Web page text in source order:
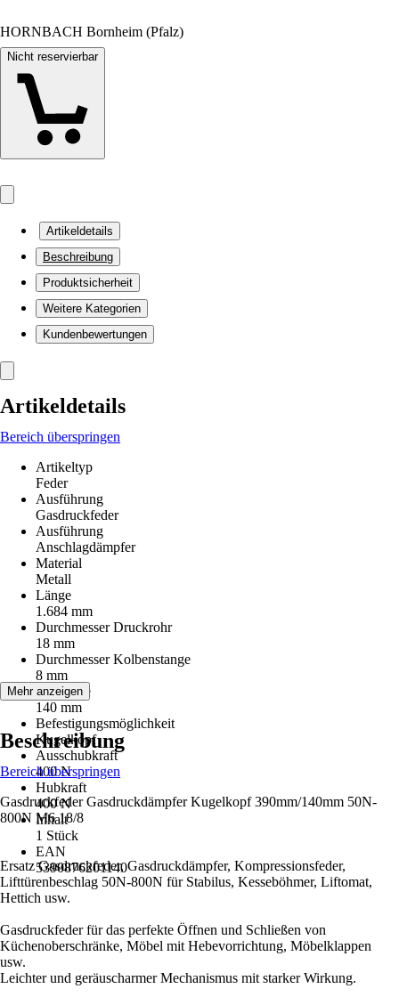
HORNBACH Bornheim (Pfalz)
Nicht reservierbar
Artikeldetails
Beschreibung
Produktsicherheit
Weitere Kategorien
Kundenbewertungen
Artikeldetails
Bereich überspringen
Artikeltyp
Feder
Ausführung
Gasdruckfeder
Ausführung
Anschlagdämpfer
Material
Metall
Länge
1.684 mm
Durchmesser Druckrohr
18 mm
Durchmesser Kolbenstange
8 mm
Hublänge
140 mm
Befestigungsmöglichkeit
Kugelkopf
Ausschubkraft
400 N
Hubkraft
400 N
Inhalt
1 Stück
EAN
5390876201140
Mehr anzeigen
Beschreibung
Bereich überspringen
Gasdruckfeder Gasdruckdämpfer Kugelkopf 390mm/140mm 50N-
800N M6 18/8
Ersatz Gasdruckfeder, Gasdruckdämpfer, Kompressionsfeder,
Lifttürenbeschlag 50N-800N für Stabilus, Kesseböhmer, Liftomat,
Hettich usw.
Gasdruckfeder für das perfekte Öffnen und Schließen von
Küchenoberschränke, Möbel mit Hebevorrichtung, Möbelklappen
usw.
Leichter und geräuscharmer Mechanismus mit starker Wirkung.